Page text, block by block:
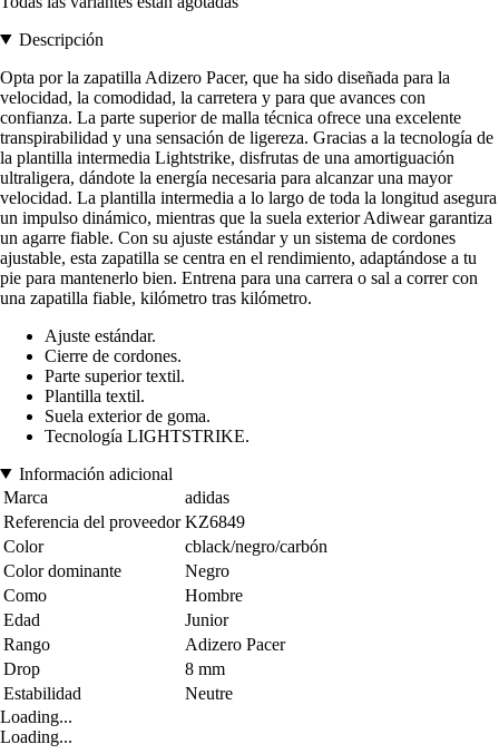
Descripción
Opta por la zapatilla Adizero Pacer, que ha sido diseñada para la
velocidad, la comodidad, la carretera y para que avances con
confianza. La parte superior de malla técnica ofrece una excelente
transpirabilidad y una sensación de ligereza. Gracias a la tecnología de
la plantilla intermedia Lightstrike, disfrutas de una amortiguación
ultraligera, dándote la energía necesaria para alcanzar una mayor
velocidad. La plantilla intermedia a lo largo de toda la longitud asegura
un impulso dinámico, mientras que la suela exterior Adiwear garantiza
un agarre fiable. Con su ajuste estándar y un sistema de cordones
ajustable, esta zapatilla se centra en el rendimiento, adaptándose a tu
pie para mantenerlo bien. Entrena para una carrera o sal a correr con
una zapatilla fiable, kilómetro tras kilómetro.
Ajuste estándar.
Cierre de cordones.
Parte superior textil.
Plantilla textil.
Suela exterior de goma.
Tecnología LIGHTSTRIKE.
Información adicional
Marca
adidas
Referencia del proveedor KZ6849
Color
cblack/negro/carbón
Color dominante
Negro
Como
Hombre
Edad
Junior
Rango
Adizero Pacer
Drop
8 mm
Estabilidad
Neutre
Loading...
Loading...